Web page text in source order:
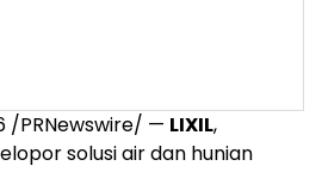
/PRNewswire/ — LIXIL,
solusi air dan hunian